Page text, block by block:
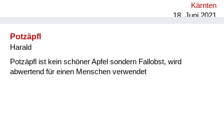
Kärnten
18. Juni 2021
Potzäpfl
Harald
Potzäpfl ist kein schöner Apfel sondern Fallobst, wird
abwertend für einen Menschen verwendet